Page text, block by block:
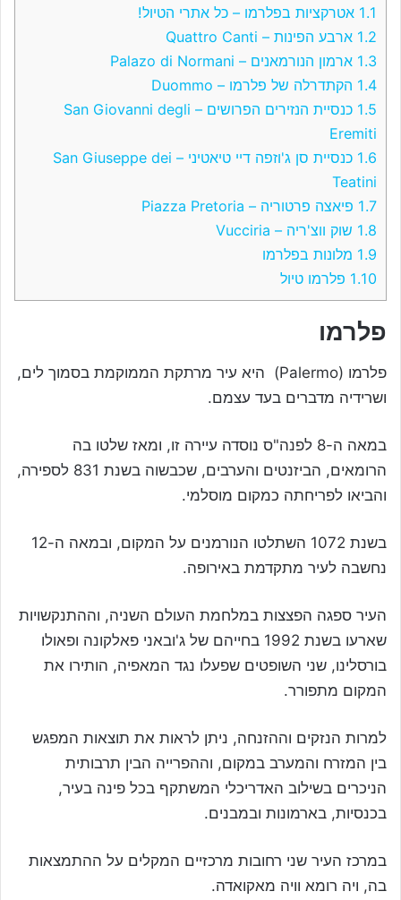
1.1 אטרקציות בפלרמו – כל אתרי הטיול!
1.2 ארבע הפינות – Quattro Canti
1.3 ארמון הנורמאנים – Palazo di Normani
1.4 הקתדרלה של פלרמו – Duommo
1.5
כנסיית הנזירים הפרושים – San Giovanni degli
Eremiti
1.6
כנסיית סן ג'וזפה דיי טיאטיני – San Giuseppe dei
Teatini
1.7 פיאצה פרטוריה – Piazza Pretoria
1.8 שוק ווצ'ריה – Vucciria
1.9 מלונות בפלרמו
1.10 פלרמו טיול
פלרמו
פלרמו (Palermo) היא עיר מרתקת הממוקמת בסמוך לים,
ושרידיה מדברים בעד עצמם.
במאה ה-8 לפנה"ס נוסדה עיירה זו, ומאז שלטו בה
הרומאים, הביזנטים והערבים, שכבשוה בשנת 831 לספירה,
והביאו לפריחתה כמקום מוסלמי.
בשנת 1072 השתלטו הנורמנים על המקום, ובמאה ה-12
נחשבה לעיר מתקדמת באירופה.
העיר ספגה הפצצות במלחמת העולם השניה, וההתנקשויות
שארעו בשנת 1992 בחייהם של ג'ובאני פאלקונה ופאולו
בורסלינו, שני השופטים שפעלו נגד המאפיה, הותירו את
המקום מתפורר.
למרות הנזקים וההזנחה, ניתן לראות את תוצאות המפגש
בין המזרח והמערב במקום, וההפרייה הבין תרבותית
הניכרים בשילוב האדריכלי המשתקף בכל פינה בעיר,
בכנסיות, בארמונות ובמבנים.
במרכז העיר שני רחובות מרכזיים המקלים על ההתמצאות
בה, ויה רומא וויה מאקואדה.